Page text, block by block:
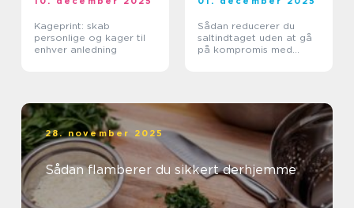
Kageprint: skab
personlige og kager til
enhver anledning
Sådan reducerer du
saltindtaget uden at gå
på kompromis med
28. november 2025
Sådan flamberer du sikkert derhjemme